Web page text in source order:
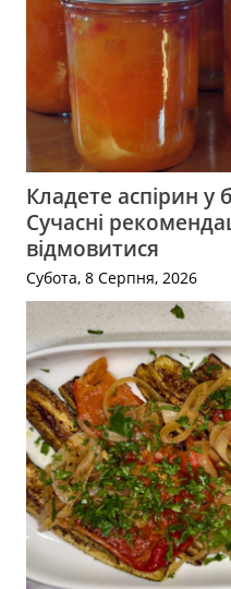
Кладете аспірин у
Сучасні
відмовитися
Субота, 8 Серпня, 2026